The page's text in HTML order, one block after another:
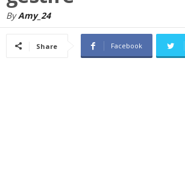
By Amy_24
Share Facebook